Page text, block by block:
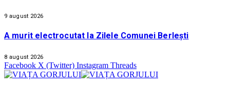
9 august 2026
A murit electrocutat la Zilele Comunei Berlești
8 august 2026
Facebook X (Twitter) Instagram Threads